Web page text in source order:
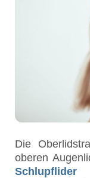
Die
oberen
Schlupflider